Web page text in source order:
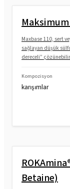
Maxbase 110, sert
sağlayan düşük
dereceli”
Kompozisyon
karışımlar
Betaine)